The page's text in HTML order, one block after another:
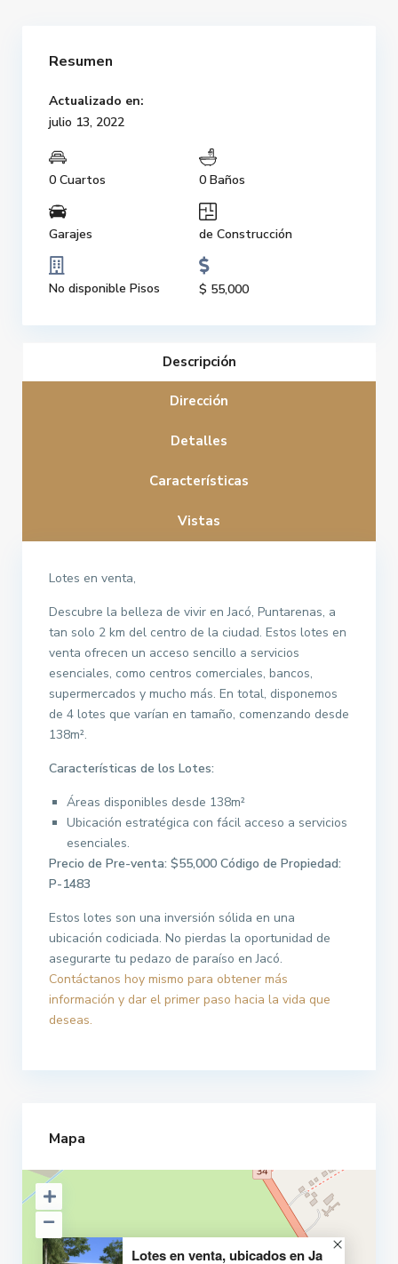
Resumen
Actualizado en:
julio 13, 2022
0 Cuartos 0 Baños
Garajes de Construcción
No disponible Pisos $ 55,000
Descripción
Dirección
Detalles
Características
Vistas
Lotes en venta,
Descubre la belleza de vivir en Jacó, Puntarenas, a
tan solo 2 km del centro de la ciudad. Estos lotes en
venta ofrecen un acceso sencillo a servicios
esenciales, como centros comerciales, bancos,
supermercados y mucho más. En total, disponemos
de 4 lotes que varían en tamaño, comenzando desde
138m².
Características de los Lotes:
Áreas disponibles desde 138m²
Ubicación estratégica con fácil acceso a servicios
esenciales.
Precio de Pre-venta: $55,000 Código de Propiedad:
P-1483
Estos lotes son una inversión sólida en una
ubicación codiciada. No pierdas la oportunidad de
asegurarte tu pedazo de paraíso en Jacó.
Contáctanos hoy mismo para obtener más
información y dar el primer paso hacia la vida que
deseas.
Mapa
Lotes en venta, ubicados en Ja